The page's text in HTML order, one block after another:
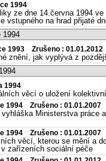
1994
ze dne 14.června 1994
vstupného na hrad přijaté
1994
1993 Zrušeno : 01.01.2012
znění, jak vyplývá z
1994
věcí o uložení
1994 Zrušeno : 01.01.2007
Ministerstva
1994 Zrušeno : 01.01.2007
věcí, kterou se mění a
zařízeních sociální péče